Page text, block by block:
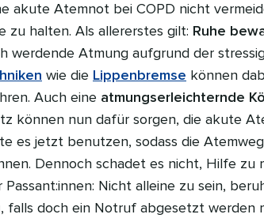
akute Atemnot bei COPD nicht
zu halten. Als allererstes gilt: Ruhe
werdende Atmung aufgrund der
wie die Lippenbremse können
Auch eine atmungserleichternde
können nun dafür sorgen, die akute
es jetzt benutzen, sodass die
Dennoch schadet es nicht, Hilfe zu
Nicht alleine zu sein,
, falls doch ein Notruf abgesetzt werden